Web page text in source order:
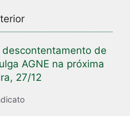
descontentamento de
AGNE na próxima
27/12